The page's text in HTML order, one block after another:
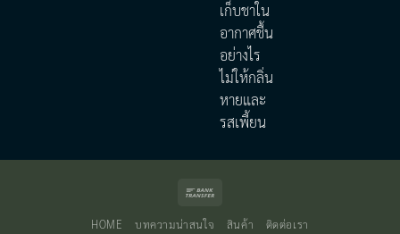
เก็บชาใน
อากาศชื้น
อย่างไร
ไม่ให้กลิ่น
หายและ
รสเพี้ยน
HOME บทความน่าสนใจ สินค้า ติดต่อเรา